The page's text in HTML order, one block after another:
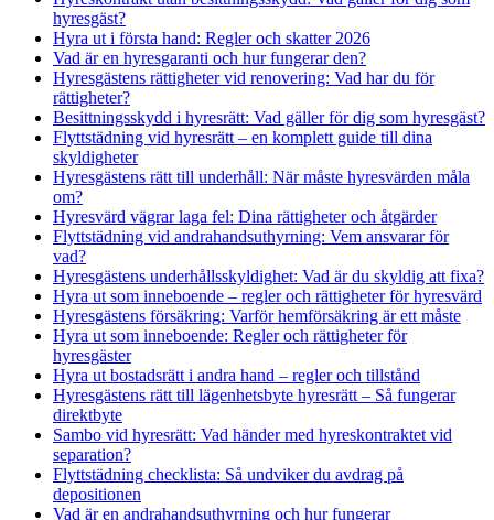
hyresgäst?
Hyra ut i första hand: Regler och skatter 2026
Vad är en hyresgaranti och hur fungerar den?
Hyresgästens rättigheter vid renovering: Vad har du för
rättigheter?
Besittningsskydd i hyresrätt: Vad gäller för dig som hyresgäst?
Flyttstädning vid hyresrätt – en komplett guide till dina
skyldigheter
Hyresgästens rätt till underhåll: När måste hyresvärden måla
om?
Hyresvärd vägrar laga fel: Dina rättigheter och åtgärder
Flyttstädning vid andrahandsuthyrning: Vem ansvarar för
vad?
Hyresgästens underhållsskyldighet: Vad är du skyldig att fixa?
Hyra ut som inneboende – regler och rättigheter för hyresvärd
Hyresgästens försäkring: Varför hemförsäkring är ett måste
Hyra ut som inneboende: Regler och rättigheter för
hyresgäster
Hyra ut bostadsrätt i andra hand – regler och tillstånd
Hyresgästens rätt till lägenhetsbyte hyresrätt – Så fungerar
direktbyte
Sambo vid hyresrätt: Vad händer med hyreskontraktet vid
separation?
Flyttstädning checklista: Så undviker du avdrag på
depositionen
Vad är en andrahandsuthyrning och hur fungerar